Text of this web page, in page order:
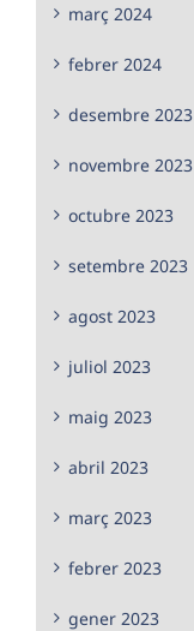
març 2024
febrer 2024
desembre 2023
novembre 2023
octubre 2023
setembre 2023
agost 2023
juliol 2023
maig 2023
abril 2023
març 2023
febrer 2023
gener 2023